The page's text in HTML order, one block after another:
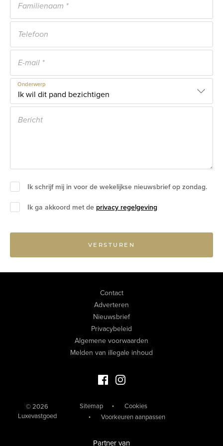
Onderwerp
Ik schrijf mij in voor de wekelijkse nieuwsbrief op zondag.
Ik ga akkoord met de privacy regelgeving
VERSTUREN
Contact
Adverteren
Nieuwsbrief
Privacybeleid
Algemene voorwaarden
Melden van illegale inhoud
Facebook Luxevastgoed
Instagram Luxevastgoed
© 2026
Luxevastgoed
Sitemap
Cookies
Voorkeuren aanpassen
Partner van